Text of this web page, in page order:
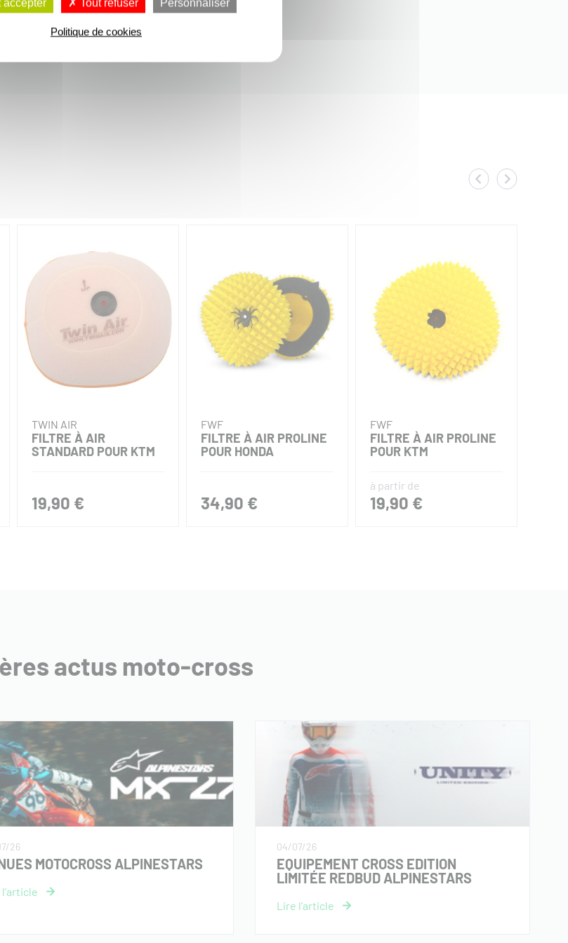
TWIN AIR
FILTRE À AIR
STANDARD POUR KTM
19,90 €
FWF
FILTRE À AIR PROLINE
POUR HONDA
34,90 €
FWF
FILTRE À AIR PROLINE
POUR KTM
à partir de
19,90 €
actus moto-cross
26
MOTOCROSS ALPINESTARS
04/07/26
EQUIPEMENT CROSS EDITION
LIMITÉE REDBUD ALPINESTARS
accepter Tout refuser Personnaliser
Politique de cookies